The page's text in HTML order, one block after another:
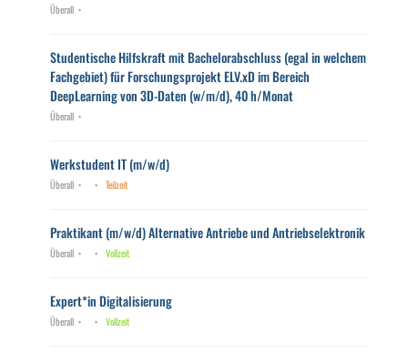
Überall
Studentische Hilfskraft mit Bachelorabschluss (egal in welchem
Fachgebiet) für Forschungsprojekt ELV.xD im Bereich
DeepLearning von 3D-Daten (w/m/d), 40 h/Monat
Überall
Werkstudent IT (m/w/d)
Überall Teilzeit
Praktikant (m/w/d) Alternative Antriebe und Antriebselektronik
Überall Vollzeit
Expert*in Digitalisierung
Überall Vollzeit